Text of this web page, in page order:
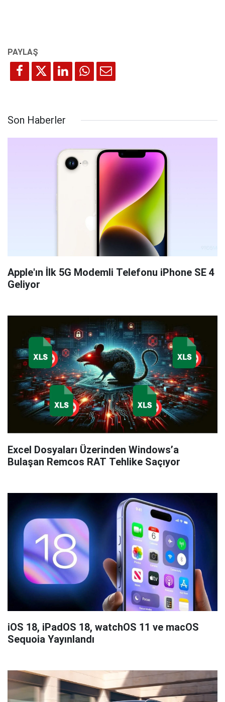
Son Haberler
Apple'ın İlk 5G Modemli Telefonu iPhone SE 4
Geliyor
Excel Dosyaları Üzerinden Windows’a
Bulaşan Remcos RAT Tehlike Saçıyor
iOS 18, iPadOS 18, watchOS 11 ve macOS
Sequoia Yayınlandı